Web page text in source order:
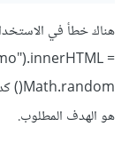
هناك خطأ في
=
هو الهدف المطلوب.